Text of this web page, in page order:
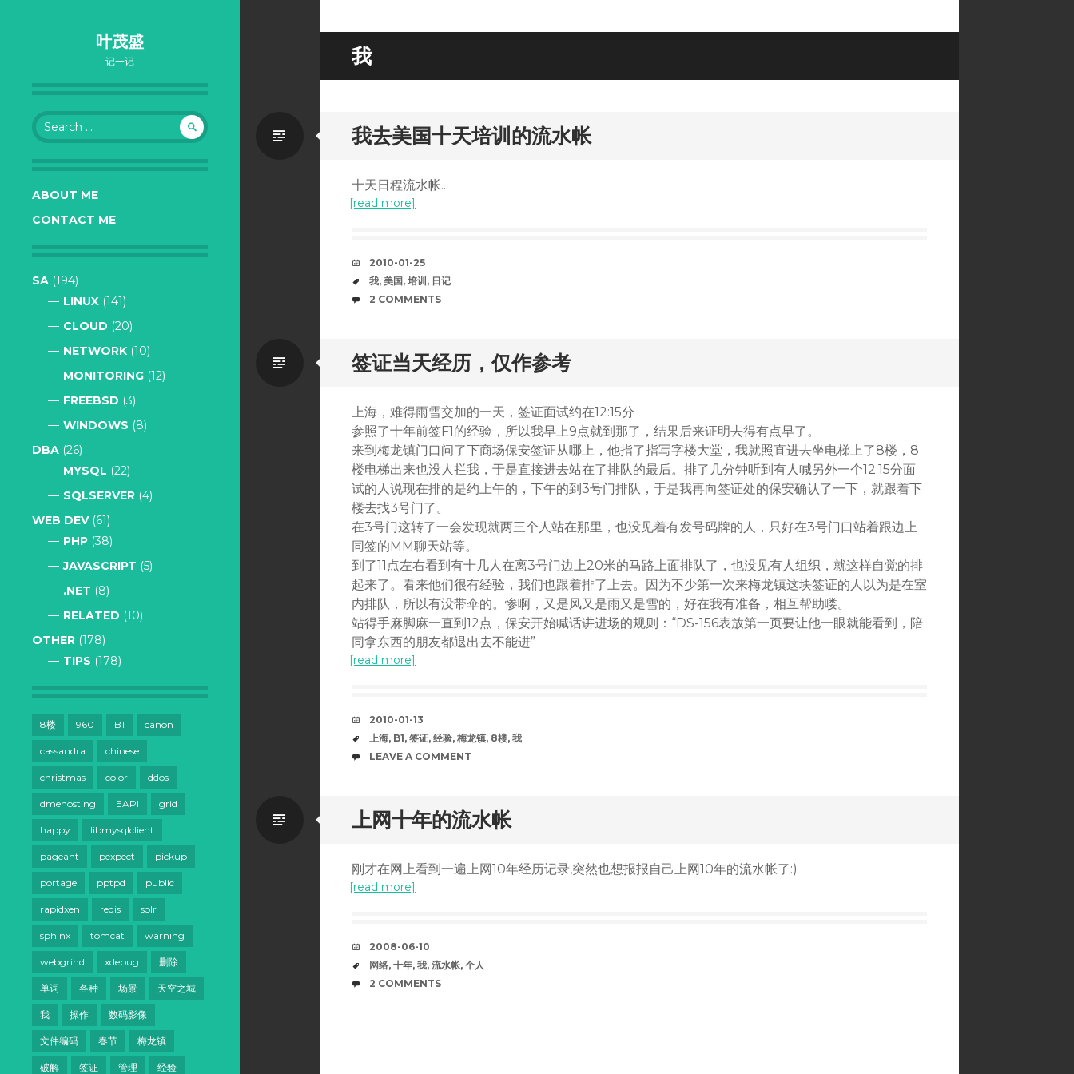
叶茂盛
记一记
Search
for:
ABOUT ME
CONTACT ME
SA (194)
LINUX (141)
CLOUD (20)
NETWORK (10)
MONITORING (12)
FREEBSD (3)
WINDOWS (8)
DBA (26)
MYSQL (22)
SQLSERVER (4)
WEB DEV(61)
PHP (38)
JAVASCRIPT (5)
.NET (8)
RELATED (10)
OTHER (178)
TIPS (178)
8楼 960 B1 canon
cassandra chinese
christmas color ddos
dmehosting EAPI grid
happy libmysqlclient
pageant pexpect pickup
portage pptpd public
rapidxen redis solr
sphinx tomcat warning
webgrind xdebug 删除
单词 各种 场景 天空之城
我 操作 数码影像
文件编码 春节 梅龙镇
破解 签证 管理 经验
我
我去美国十天培训的流水帐
Standard
十天日程流水帐...
[read more]
DATE
2010-01-25
TAGS
我, 美国, 培训 , 日记
COMMENTS
2 COMMENTS
签证当天经历，仅作参考
Standard
上海，难得雨雪交加的一天，签证面试约在12:15分
参照了十年前签F1的经验，所以我早上9点就到那了，结果后来证明去得有点早了。
来到梅龙镇门口问了下商场保安签证从哪上，他指了指写字楼大堂，我就照直进去坐电梯上了8楼，8
楼电梯出来也没人拦我，于是直接进去站在了排队的最后。排了几分钟听到有人喊另外一个12:15分面
试的人说现在排的是约上午的，下午的到3号门排队，于是我再向签证处的保安确认了一下，就跟着下
楼去找3号门了。
在3号门这转了一会发现就两三个人站在那里，也没见着有发号码牌的人，只好在3号门口站着跟边上
同签的MM聊天站等。
到了11点左右看到有十几人在离3号门边上20米的马路上面排队了，也没见有人组织，就这样自觉的排
起来了。看来他们很有经验，我们也跟着排了上去。因为不少第一次来梅龙镇这块签证的人以为是在室
内排队，所以有没带伞的。惨啊，又是风又是雨又是雪的，好在我有准备，相互帮助喽。
站得手麻脚麻一直到12点，保安开始喊话讲进场的规则：“DS-156表放第一页要让他一眼就能看到，陪
同拿东西的朋友都退出去不能进”
[read more]
DATE
2010-01-13
TAGS
上海, B1, 签证, 经验, 梅龙镇, 8楼, 我
COMMENTS
LEAVE A COMMENT
上网十年的流水帐
Standard
刚才在网上看到一遍上网10年经历记录,突然也想报报自己上网10年的流水帐了:)
[read more]
DATE
2008-06-10
TAGS
网络, 十年, 我, 流水帐, 个人
COMMENTS
2 COMMENTS